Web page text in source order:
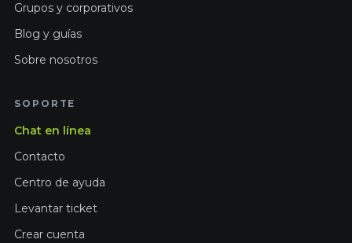
Grupos y corporativos
Blog y guías
Sobre nosotros
SOPORTE
Chat en línea
Contacto
Centro de ayuda
Levantar ticket
Crear cuenta